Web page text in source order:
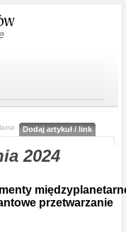
Dodaj artykuł / link
2024
przetwarzanie